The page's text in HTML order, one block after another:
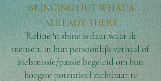
BRINGING OUT WHAT'S
ALREADY THERE
Refine 'n shine is daar waar ik
mensen, in hun persoonlijk verhaal of
zielsmissie/passie begeleid om hun
hoogste potentieel zichtbaar te